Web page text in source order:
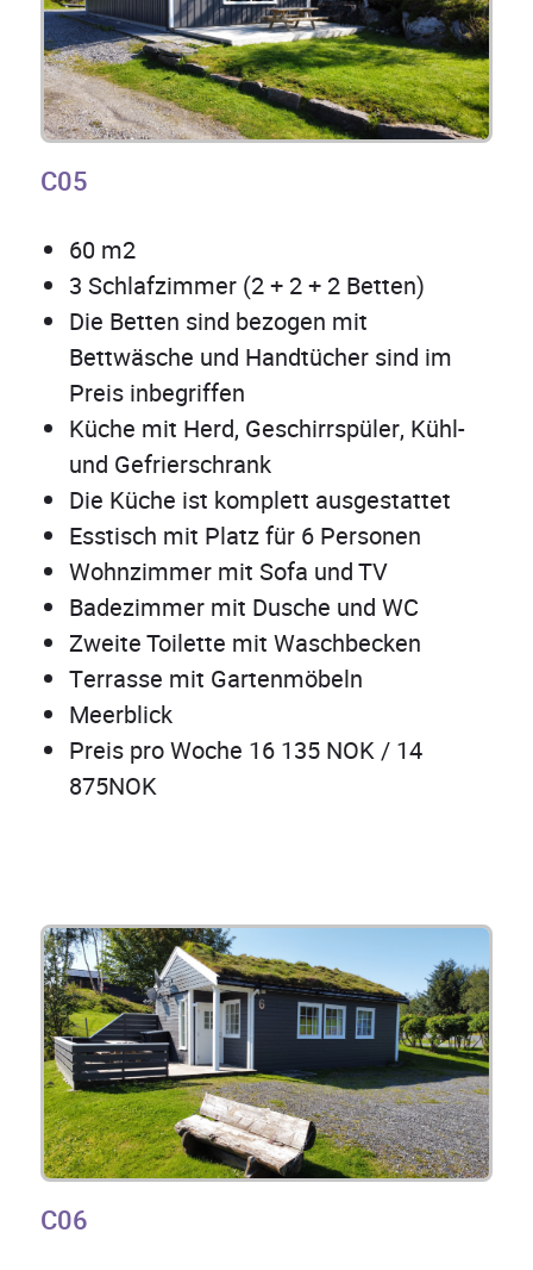
C05
60 m2
3 Schlafzimmer (2 + 2 + 2 Betten)
Die Betten sind bezogen mit
Bettwäsche und Handtücher sind im
Preis inbegriffen
Küche mit Herd, Geschirrspüler, Kühl-
und Gefrierschrank
Die Küche ist komplett ausgestattet
Esstisch mit Platz für 6 Personen
Wohnzimmer mit Sofa und TV
Badezimmer mit Dusche und WC
Zweite Toilette mit Waschbecken
Terrasse mit Gartenmöbeln
Meerblick
Preis pro Woche 16 135 NOK / 14
875NOK
C06